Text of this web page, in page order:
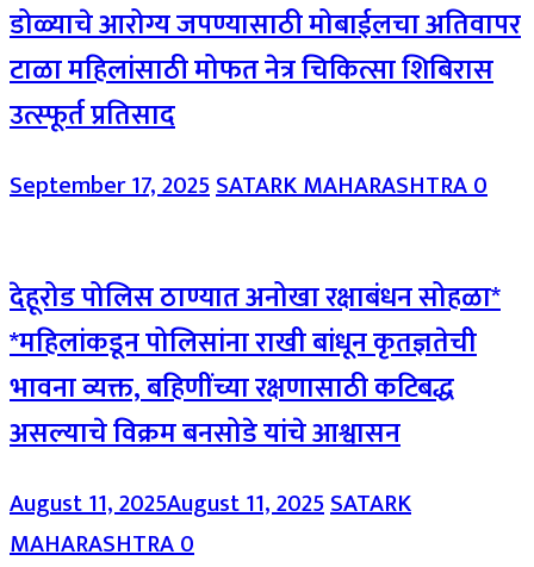
डोळ्याचे आरोग्य जपण्यासाठी मोबाईलचा अतिवापर
टाळा महिलांसाठी मोफत नेत्र चिकित्सा शिबिरास
उत्स्फूर्त प्रतिसाद
September 17, 2025SATARK MAHARASHTRA0
देहूरोड पोलिस ठाण्यात अनोखा रक्षाबंधन सोहळा*
*महिलांकडून पोलिसांना राखी बांधून कृतज्ञतेची
भावना व्यक्त, बहिणींच्या रक्षणासाठी कटिबद्ध
असल्याचे विक्रम बनसोडे यांचे आश्वासन
August 11, 2025August 11, 2025SATARK
MAHARASHTRA0